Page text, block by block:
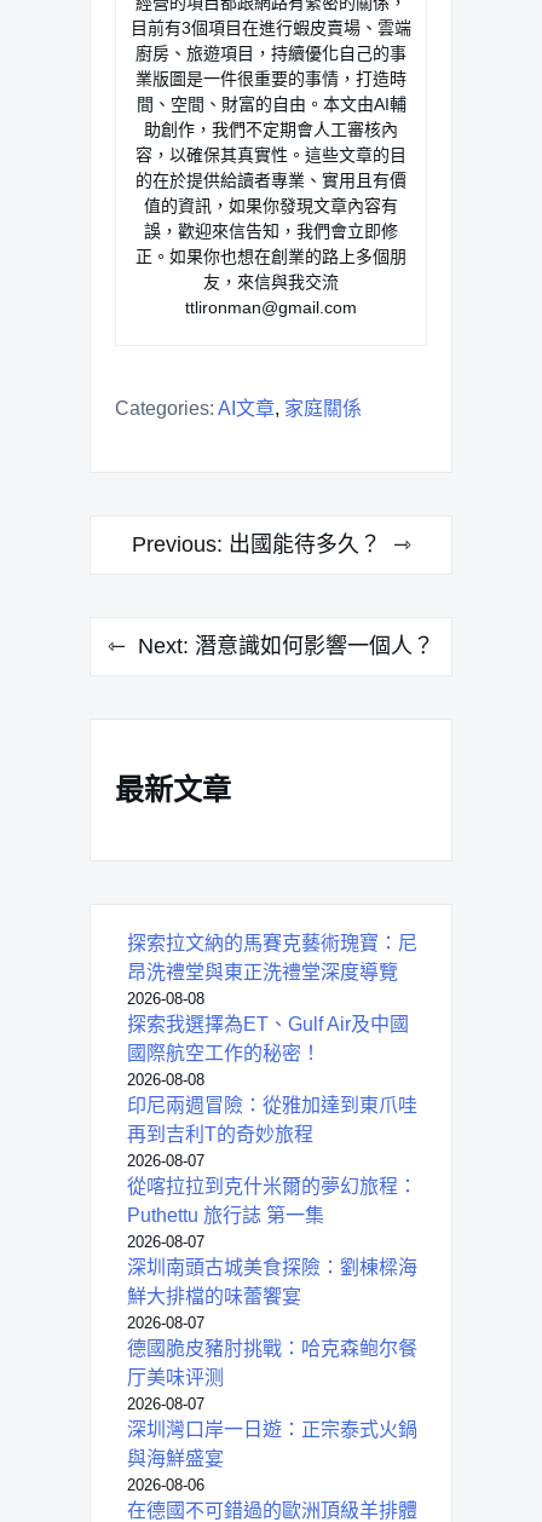
目前有3個項目在進行蝦皮賣場、雲端
廚房、旅遊項目，持續優化自己的事
業版圖是一件很重要的事情，打造時
間、空間、財富的自由。本文由AI輔
助創作，我們不定期會人工審核內
容，以確保其真實性。這些文章的目
的在於提供給讀者專業、實用且有價
值的資訊，如果你發現文章內容有
誤，歡迎來信告知，我們會立即修
正。如果你也想在創業的路上多個朋
友，來信與我交流
ttlironman@gmail.com
Categories: AI文章, 家庭關係
Previous: 出國能待多久？
Next: 潛意識如何影響一個人？
最新文章
探索拉文納的馬賽克藝術瑰寶：尼
昂洗禮堂與東正洗禮堂深度導覽
2026-08-08
探索我選擇為ET、Gulf Air及中國
國際航空工作的秘密！
2026-08-08
印尼兩週冒險：從雅加達到東爪哇
再到吉利T的奇妙旅程
2026-08-07
從喀拉拉到克什米爾的夢幻旅程：
Puthettu 旅行誌 第一集
2026-08-07
深圳南頭古城美食探險：劉棟樑海
鮮大排檔的味蕾饗宴
2026-08-07
德國脆皮豬肘挑戰：哈克森鲍尔餐
厅美味评测
2026-08-07
深圳灣口岸一日遊：正宗泰式火鍋
與海鮮盛宴
2026-08-06
在德國不可錯過的歐洲頂級羊排體